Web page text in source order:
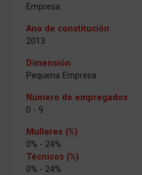
Empresa
Ano de constitución
2013
Dimensión
Pequena Empresa
Número de empregados
0 - 9
Mulleres (%)
0% - 24%
Técnicos (%)
0% - 24%